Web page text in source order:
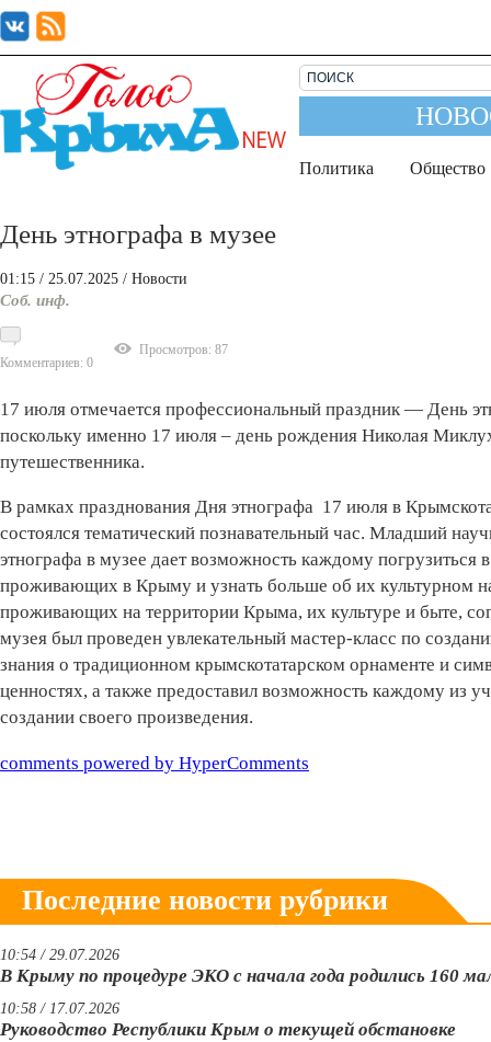
Политика Общество
День этнографа в музее
01:15 / 25.07.2025 / Новости
Соб. инф.
Комментариев: 0
Просмотров: 87
17 июля отмечается профессиональный праздник — День
поскольку именно 17 июля – день рождения Николая
путешественника.
В рамках празднования Дня этнографа 17 июля в
состоялся тематический познавательный час. Младший
этнографа в музее дает возможность каждому погрузиться
проживающих в Крыму и узнать больше об их культурном
проживающих на территории Крыма, их культуре и быте,
музея был проведен увлекательный мастер-класс по
знания о традиционном крымскотатарском орнаменте и
ценностях, а также предоставил возможность каждому из
создании своего произведения.
comments powered by HyperComments
Последние новости рубрики
10:54 / 29.07.2026
В Крыму по процедуре ЭКО с начала года родились 160
10:58 / 17.07.2026
Руководство Республики Крым о текущей обстановке